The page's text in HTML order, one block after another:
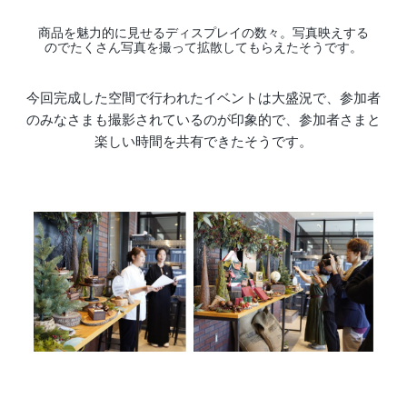
商品を魅力的に見せるディスプレイの数々。写真映えする
のでたくさん写真を撮って拡散してもらえたそうです。
今回完成した空間で行われたイベントは大盛況で、参加者
のみなさまも撮影されているのが印象的で、参加者さまと
楽しい時間を共有できたそうです。